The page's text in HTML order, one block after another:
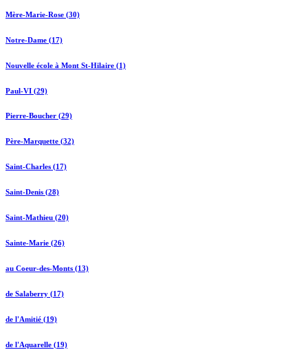
Mère-Marie-Rose (30)
Notre-Dame (17)
Nouvelle école à Mont St-Hilaire (1)
Paul-VI (29)
Pierre-Boucher (29)
Père-Marquette (32)
Saint-Charles (17)
Saint-Denis (28)
Saint-Mathieu (20)
Sainte-Marie (26)
au Coeur-des-Monts (13)
de Salaberry (17)
de l'Amitié (19)
de l'Aquarelle (19)